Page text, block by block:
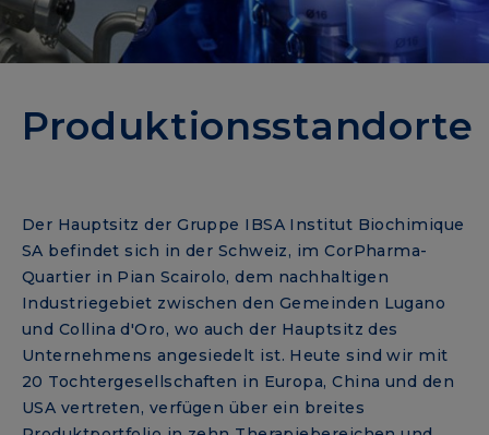
Produktionsstandorte
Der Hauptsitz der Gruppe IBSA Institut Biochimique
SA befindet sich in der Schweiz, im CorPharma-
Quartier in Pian Scairolo, dem nachhaltigen
Industriegebiet zwischen den Gemeinden Lugano
und Collina d'Oro, wo auch der Hauptsitz des
Unternehmens angesiedelt ist. Heute sind wir mit
20 Tochtergesellschaften in Europa, China und den
USA vertreten, verfügen über ein breites